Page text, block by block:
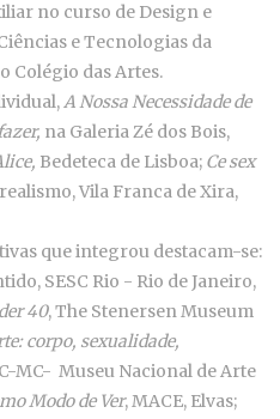
no curso de Design e
e Tecnologias da
Colégio das Artes.
A Nossa Necessidade de
na Galeria Zé dos Bois,
Bedeteca de Lisboa; Ce sex
Vila Franca de Xira,
que integrou destacam-se:
SESC Rio - Rio de Janeiro,
40, The Stenersen Museum
corpo, sexualidade,
MC- Museu Nacional de Arte
Modo de Ver, MACE, Elvas;